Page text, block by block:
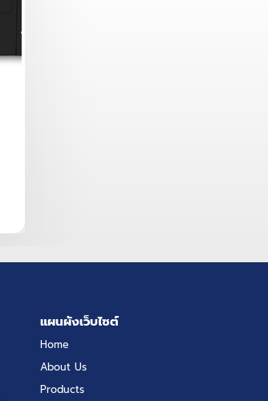
แผนผังเว็บไซต์
Home
About Us
Products